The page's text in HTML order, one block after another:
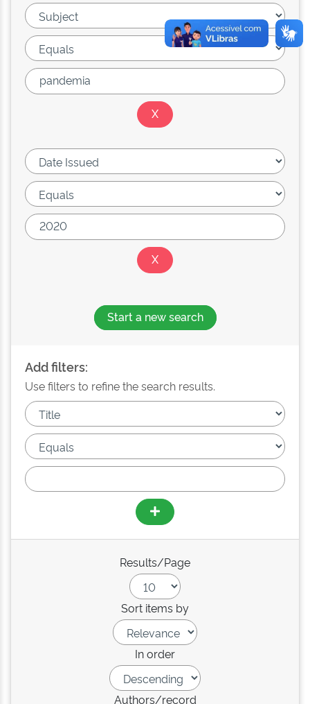
Start a new search
Add filters:
Use filters to refine the search results.
Results/Page
Sort items by
In order
Authors/record